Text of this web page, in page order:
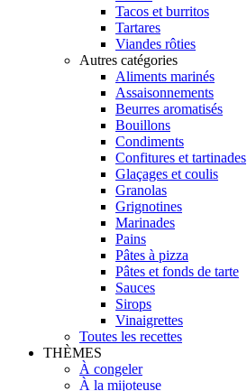
Tacos et burritos
Tartares
Viandes rôties
Autres catégories
Aliments marinés
Assaisonnements
Beurres aromatisés
Bouillons
Condiments
Confitures et tartinades
Glaçages et coulis
Granolas
Grignotines
Marinades
Pains
Pâtes à pizza
Pâtes et fonds de tarte
Sauces
Sirops
Vinaigrettes
Toutes les recettes
THÈMES
À congeler
À la mijoteuse